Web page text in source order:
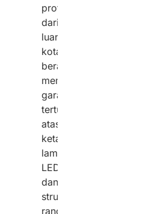
profesional
dari
luar
kota
berani
memberikan
garansi
tertulis
atas
ketahanan
lampu
LED
dan
struktur
rangka